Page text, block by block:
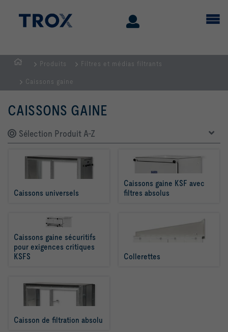
d'accueil
Produits Filtres et médias filtrants
Caissons gaine
CAISSONS GAINE
Sélection Produit A-Z
Caissons universels
Caissons gaine KSF avec
filtres absolus
Caissons gaine sécuritifs
pour exigences critiques
KSFS
Collerettes